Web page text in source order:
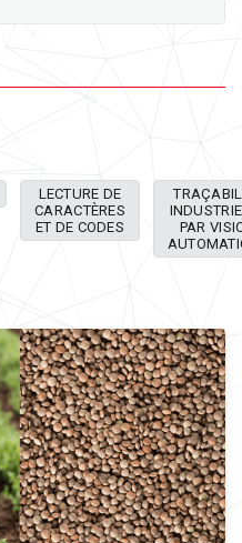
LECTURE DE
CARACTÈRES
ET DE CODES
PAR